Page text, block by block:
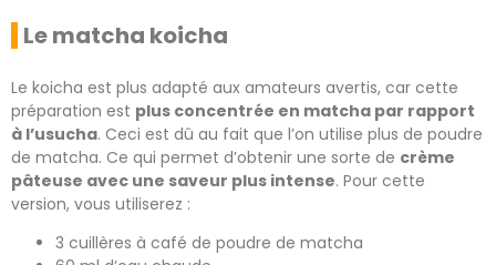
Le matcha koicha
Le koicha est plus adapté aux amateurs avertis, car cette
préparation est plus concentrée en matcha par rapport
à l’usucha. Ceci est dû au fait que l’on utilise plus de poudre
de matcha. Ce qui permet d’obtenir une sorte de crème
pâteuse avec une saveur plus intense. Pour cette
version, vous utiliserez :
3 cuillères à café de poudre de matcha